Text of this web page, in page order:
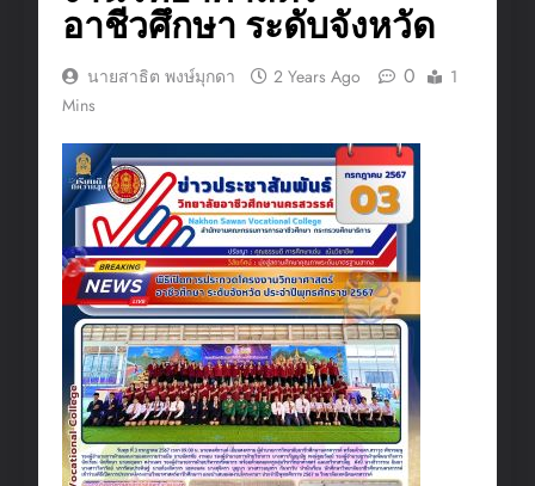
อาชีวศึกษา ระดับจังหวัด
นายสาธิต พงษ์มุกดา 2 Years Ago 0
1
Mins